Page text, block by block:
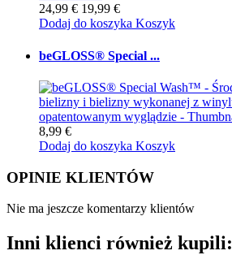
24,99 € 19,99 €
Dodaj do koszyka Koszyk
beGLOSS® Special ...
8,99 €
Dodaj do koszyka Koszyk
OPINIE KLIENTÓW
Nie ma jeszcze komentarzy klientów
Inni klienci również kupili: